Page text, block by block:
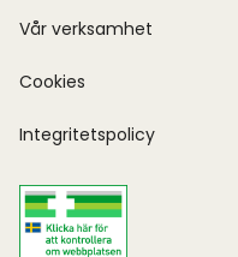
Vår verksamhet
Cookies
Integritetspolicy